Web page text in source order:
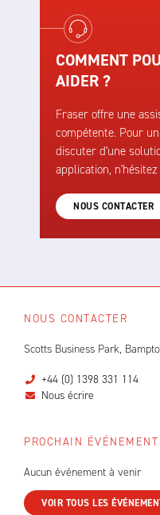
COMMENT
AIDER ?
Fraser offre une
compétente. Pour
discuter d'une
application,
NOUS CONTACTER
NOUS CONTACTER
Scotts Business Park,
+44 (0) 1398 331 114
Nous écrire
PROCHAIN ÉVÉNEMENT
Aucun événement à venir
VOIR TOUS LES